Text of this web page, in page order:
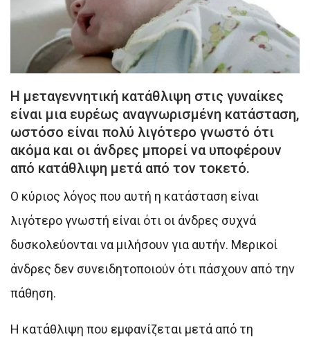
H μεταγεννητική κατάθλιψη στις γυναίκες
είναι μια ευρέως αναγνωρισμένη κατάσταση,
ωστόσο είναι πολύ λιγότερο γνωστό ότι
ακόμα και οι άνδρες μπορεί να υποφέρουν
από κατάθλιψη μετά από τον τοκετό.
Ο κύριος λόγος που αυτή η κατάσταση είναι
λιγότερο γνωστή είναι ότι οι άνδρες συχνά
δυσκολεύονται να μιλήσουν για αυτήν. Μερικοί
άνδρες δεν συνειδητοποιούν ότι πάσχουν από την
πάθηση.
Η κατάθλιψη που εμφανίζεται μετά από τη